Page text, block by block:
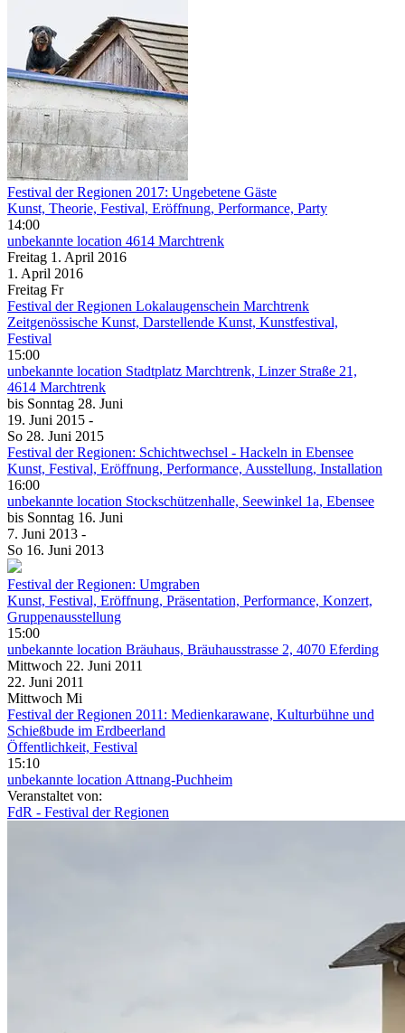
Festival der Regionen 2017: Ungebetene Gäste
Kunst, Theorie, Festival, Eröffnung, Performance, Party
14:00
unbekannte location 4614 Marchtrenk
Freitag 1. April 2016
1. April 2016
Freitag Fr
Festival der Regionen Lokalaugenschein Marchtrenk
Zeitgenössische Kunst, Darstellende Kunst, Kunstfestival,
Festival
15:00
unbekannte location Stadtplatz Marchtrenk, Linzer Straße 21,
4614 Marchtrenk
bis Sonntag 28. Juni
19. Juni 2015 -
So 28. Juni 2015
Festival der Regionen: Schichtwechsel - Hackeln in Ebensee
Kunst, Festival, Eröffnung, Performance, Ausstellung, Installation
16:00
unbekannte location Stockschützenhalle, Seewinkel 1a, Ebensee
bis Sonntag 16. Juni
7. Juni 2013 -
So 16. Juni 2013
Festival der Regionen: Umgraben
Kunst, Festival, Eröffnung, Präsentation, Performance, Konzert,
Gruppenausstellung
15:00
unbekannte location Bräuhaus, Bräuhausstrasse 2, 4070 Eferding
Mittwoch 22. Juni 2011
22. Juni 2011
Mittwoch Mi
Festival der Regionen 2011: Medienkarawane, Kulturbühne und
Schießbude im Erdbeerland
Öffentlichkeit, Festival
15:10
unbekannte location Attnang-Puchheim
Veranstaltet von:
FdR - Festival der Regionen